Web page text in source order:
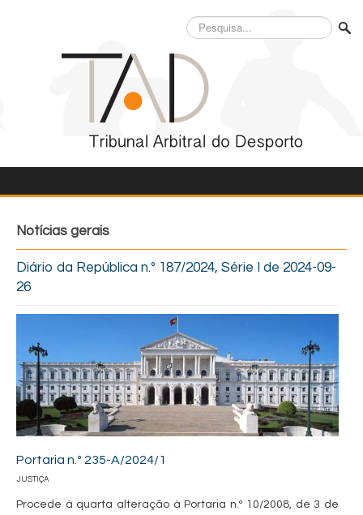
Pesquisa...
Notícias gerais
Diário da República n.º 187/2024, Série I de 2024-09-
26
Portaria n.º 235-A/2024/1
JUSTIÇA
Procede à quarta alteração à Portaria n.º 10/2008, de 3 de